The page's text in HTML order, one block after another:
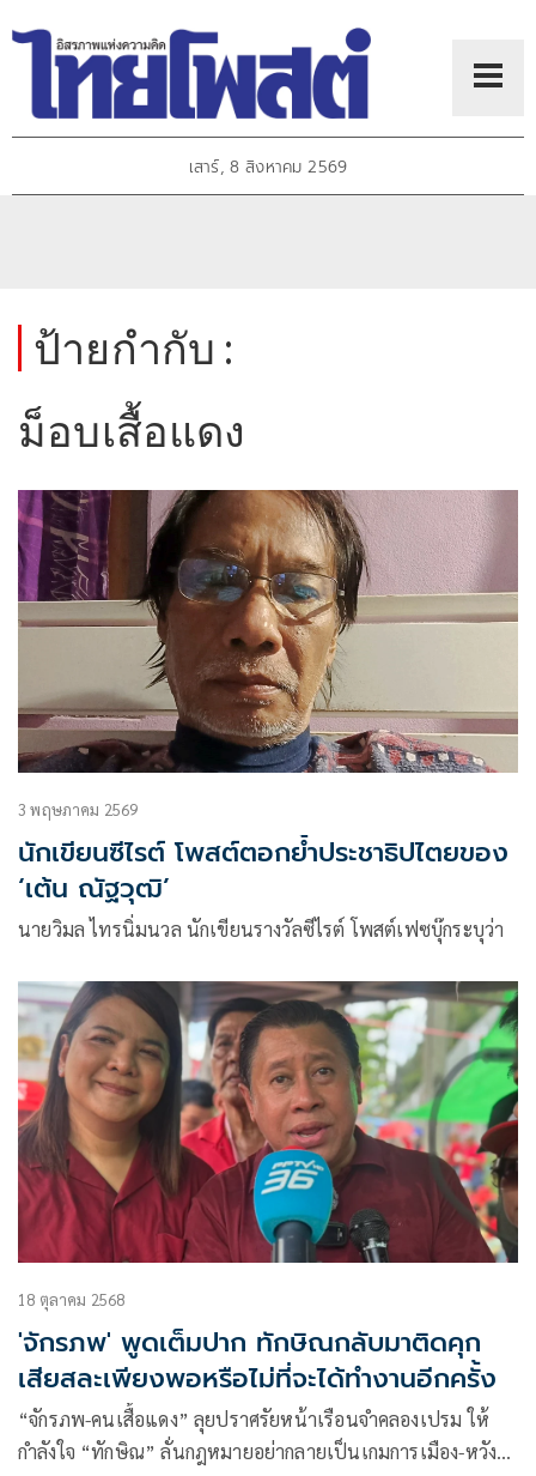
เสาร์, 8 สิงหาคม 2569
ป้ายกำกับ :
ม็อบเสื้อแดง
3 พฤษภาคม 2569
นักเขียนซีไรต์ โพสต์ตอกย้ำประชาธิปไตยของ
‘เต้น ณัฐวุฒิ’
นายวิมล ไทรนิ่มนวล นักเขียนรางวัลซีไรต์ โพสต์เฟซบุ๊กระบุว่า
18 ตุลาคม 2568
'จักรภพ' พูดเต็มปาก ทักษิณกลับมาติดคุก
เสียสละเพียงพอหรือไม่ที่จะได้ทำงานอีกครั้ง
“จักรภพ-คนเสื้อแดง” ลุยปราศรัยหน้าเรือนจำคลองเปรม ให้
กำลังใจ “ทักษิณ” ลั่นกฎหมายอย่ากลายเป็นเกมการเมือง-หวัง